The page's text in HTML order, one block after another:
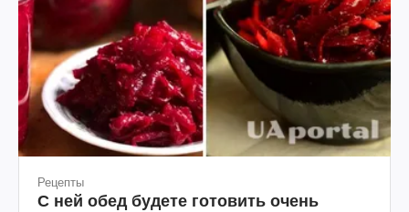
Рецепты
С ней обед будете готовить очень